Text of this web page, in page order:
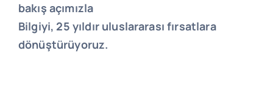
bakış açımızla
Bilgiyi, 25 yıldır uluslararası fırsatlara
dönüştürüyoruz.